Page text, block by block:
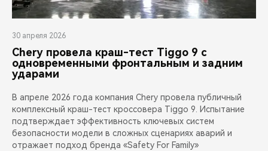
30 апреля 2026
Chery провела краш-тест Tiggo 9 с
одновременными фронтальным и задним
ударами
В апреле 2026 года компания Chery провела публичный
комплексный краш-тест кроссовера Tiggo 9. Испытание
подтверждает эффективность ключевых систем
безопасности модели в сложных сценариях аварий и
отражает подход бренда «Safety For Family»